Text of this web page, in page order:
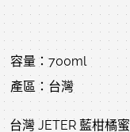
容量：700ml
產區：台灣
台灣 JETER 藍柑橘蜜